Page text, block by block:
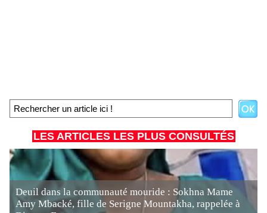
LES ARTICLES LES PLUS CONSULTÉS
Deuil dans la communauté mouride : Sokhna Mame
Amy Mbacké, fille de Serigne Mountakha, rappelée à